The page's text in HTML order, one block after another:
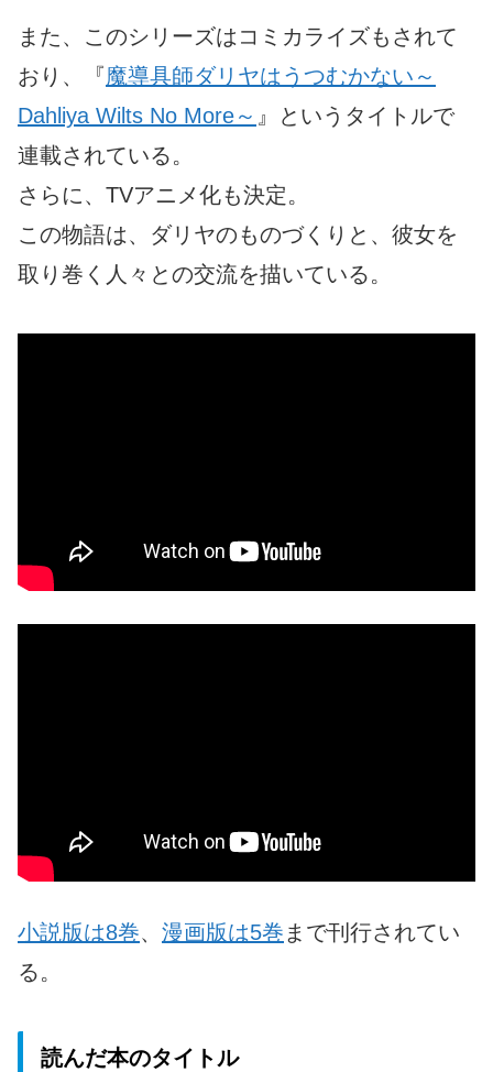
また、このシリーズはコミカライズもされて
おり、『魔導具師ダリヤはうつむかない～
Dahliya Wilts No More～ 』というタイトルで
連載されている。
さらに、TVアニメ化も決定。
この物語は、ダリヤのものづくりと、彼女を
取り巻く人々との交流を描いている。
小説版は8巻、 漫画版は5巻 まで刊行されてい
る。
読んだ本のタイトル